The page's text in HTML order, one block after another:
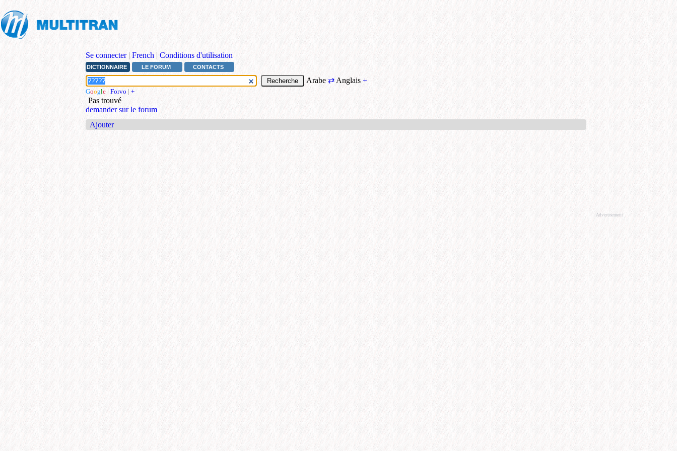
Se connecter | French | Conditions d'utilisation
DICTIONNAIRE LE FORUM CONTACTS
Arabe ⇄ Anglais +
Google | Forvo | +
Pas trouvé
demander sur le forum
Ajouter
Advertisement